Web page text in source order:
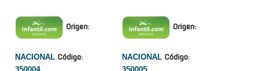
Origen:
NACIONAL Código:
Origen:
NACIONAL Código: